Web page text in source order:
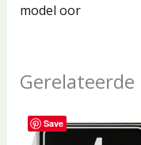
model oor
Save